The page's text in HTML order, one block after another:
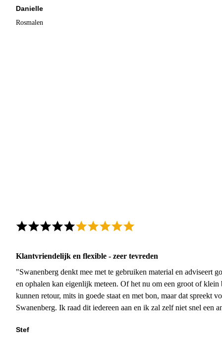
Danielle
Rosmalen
Klantvriendelijk en flexible - zeer tevreden
"Swanenberg denkt mee met te gebruiken material en adviseert
en ophalen kan eigenlijk meteen. Of het nu om een groot of
kunnen retour, mits in goede staat en met bon, maar dat spreekt
Swanenberg. Ik raad dit iedereen aan en ik zal zelf niet snel een
Stef